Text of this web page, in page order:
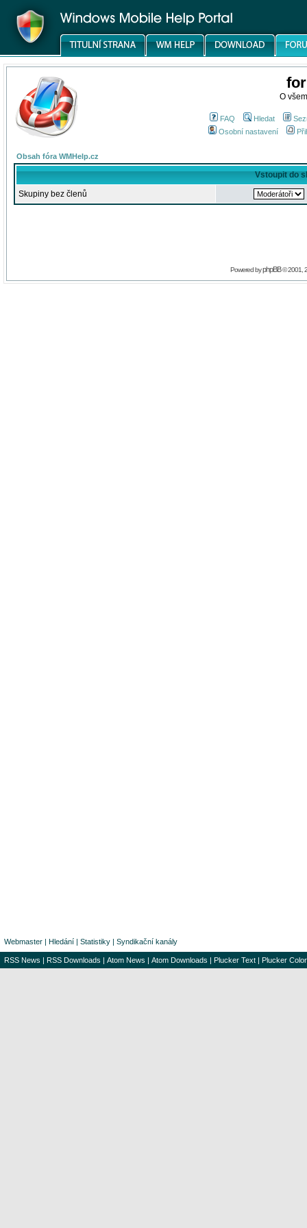
O
FAQ Hledat
Osobní nastavení
Obsah fóra WMHelp.cz
Vstoupit do
Skupiny bez členů
Powered byphpBB© 2001,
Webmaster | Hledání | Statistiky | Syndikační kanály
RSS News | RSS Downloads | Atom News | Atom Downloads | Plucker Text | Plucker Color